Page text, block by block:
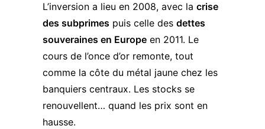
L’inversion a lieu en 2008, avec la crise
des subprimes puis celle des dettes
souveraines en Europe en 2011. Le
cours de l’once d’or remonte, tout
comme la côte du métal jaune chez les
banquiers centraux. Les stocks se
renouvellent… quand les prix sont en
hausse.